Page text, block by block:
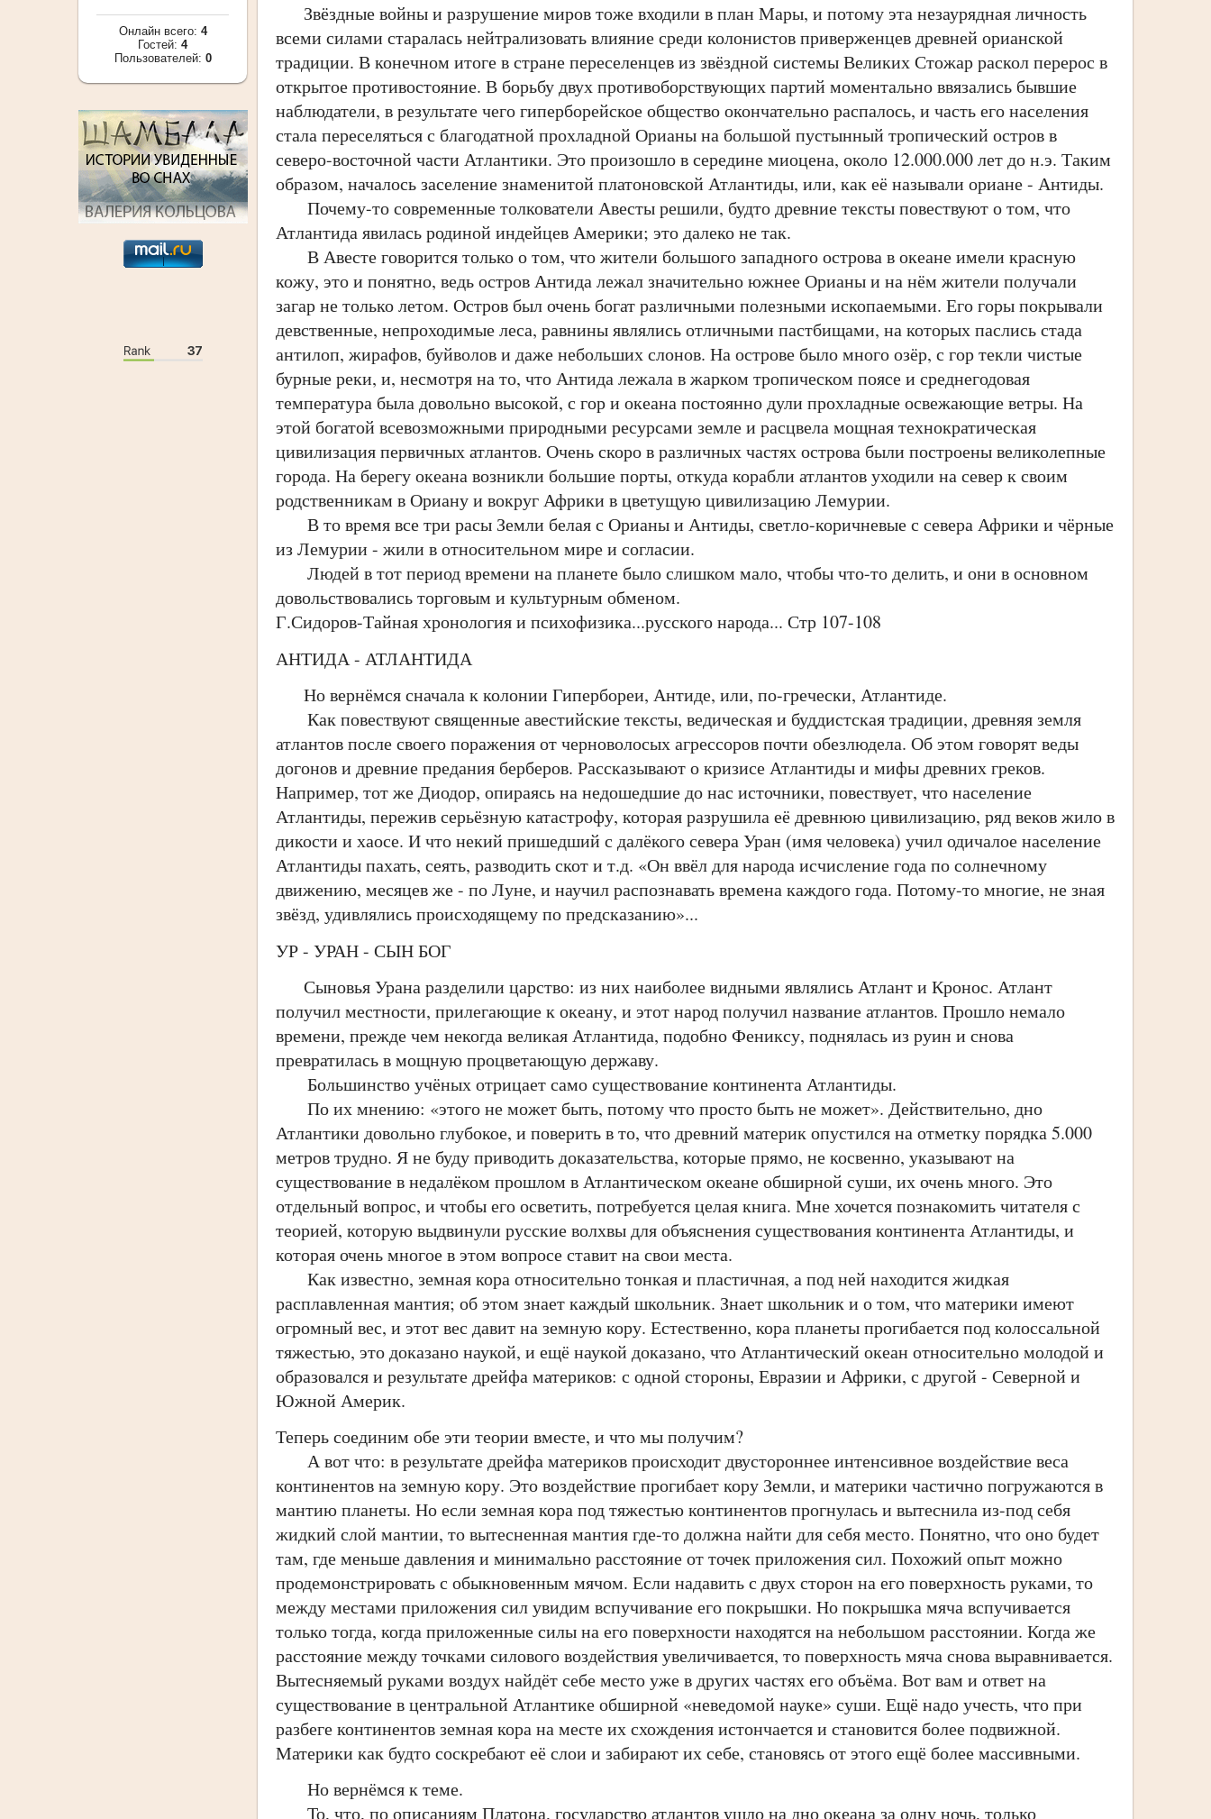
Звёздные войны и разрушение миров тоже входили в план Мары, и потому эта незаурядная личность
всеми силами старалась нейтрализовать влияние среди колонистов приверженцев древней орианской
традиции. В конечном итоге в стране переселенцев из звёздной системы Великих Стожар раскол перерос в
открытое противостояние. В борьбу двух противоборствующих партий моментально ввязались бывшие
наблюдатели, в результате чего гиперборейское общество окончательно распалось, и часть его населения
стала переселяться с благодатной прохладной Орианы на большой пустынный тропический остров в
северо-восточной части Атлантики. Это произошло в середине миоцена, около 12.000.000 лет до н.э. Таким
образом, началось заселение знаменитой платоновской Атлантиды, или, как её называли ориане - Антиды.
Почему-то современные толкователи Авесты решили, будто древние тексты повествуют о том, что
Атлантида явилась родиной индейцев Америки; это далеко не так.
В Авесте говорится только о том, что жители большого западного острова в океане имели красную
кожу, это и понятно, ведь остров Антида лежал значительно южнее Орианы и на нём жители получали
загар не только летом. Остров был очень богат различными полезными ископаемыми. Его горы покрывали
девственные, непроходимые леса, равнины являлись отличными пастбищами, на которых паслись стада
антилоп, жирафов, буйволов и даже небольших слонов. На острове было много озёр, с гор текли чистые
бурные реки, и, несмотря на то, что Антида лежала в жарком тропическом поясе и среднегодовая
температура была довольно высокой, с гор и океана постоянно дули прохладные освежающие ветры. На
этой богатой всевозможными природными ресурсами земле и расцвела мощная технократическая
цивилизация первичных атлантов. Очень скоро в различных частях острова были построены великолепные
города. На берегу океана возникли большие порты, откуда корабли атлантов уходили на север к своим
родственникам в Ориану и вокруг Африки в цветущую цивилизацию Лемурии.
В то время все три расы Земли белая с Орианы и Антиды, светло-коричневые с севера Африки и чёрные
из Лемурии - жили в относительном мире и согласии.
Людей в тот период времени на планете было слишком мало, чтобы что-то делить, и они в основном
довольствовались торговым и культурным обменом.
Г.Сидоров-Тайная хронология и психофизика...русского народа... Стр 107-108
АНТИДА - АТЛАНТИДА
Но вернёмся сначала к колонии Гипербореи, Антиде, или, по-гречески, Атлантиде.
Как повествуют священные авестийские тексты, ведическая и буддистская традиции, древняя земля
атлантов после своего поражения от черноволосых агрессоров почти обезлюдела. Об этом говорят веды
догонов и древние предания берберов. Рассказывают о кризисе Атлантиды и мифы древних греков.
Например, тот же Диодор, опираясь на недошедшие до нас источники, повествует, что население
Атлантиды, пережив серьёзную катастрофу, которая разрушила её древнюю цивилизацию, ряд веков жило в
дикости и хаосе. И что некий пришедший с далёкого севера Уран (имя человека) учил одичалое население
Атлантиды пахать, сеять, разводить скот и т.д. «Он ввёл для народа исчисление года по солнечному
движению, месяцев же - по Луне, и научил распознавать времена каждого года. Потому-то многие, не зная
звёзд, удивлялись происходящему по предсказанию»...
УР - УРАН - СЫН БОГ
Сыновья Урана разделили царство: из них наиболее видными являлись Атлант и Кронос. Атлант
получил местности, прилегающие к океану, и этот народ получил название атлантов. Прошло немало
времени, прежде чем некогда великая Атлантида, подобно Фениксу, поднялась из руин и снова
превратилась в мощную процветающую державу.
Большинство учёных отрицает само существование континента Атлантиды.
По их мнению: «этого не может быть, потому что просто быть не может». Действительно, дно
Атлантики довольно глубокое, и поверить в то, что древний материк опустился на отметку порядка 5.000
метров трудно. Я не буду приводить доказательства, которые прямо, не косвенно, указывают на
существование в недалёком прошлом в Атлантическом океане обширной суши, их очень много. Это
отдельный вопрос, и чтобы его осветить, потребуется целая книга. Мне хочется познакомить читателя с
теорией, которую выдвинули русские волхвы для объяснения существования континента Атлантиды, и
которая очень многое в этом вопросе ставит на свои места.
Как известно, земная кора относительно тонкая и пластичная, а под ней находится жидкая
расплавленная мантия; об этом знает каждый школьник. Знает школьник и о том, что материки имеют
огромный вес, и этот вес давит на земную кору. Естественно, кора планеты прогибается под колоссальной
тяжестью, это доказано наукой, и ещё наукой доказано, что Атлантический океан относительно молодой и
образовался и результате дрейфа материков: с одной стороны, Евразии и Африки, с другой - Северной и
Южной Америк.
Теперь соединим обе эти теории вместе, и что мы получим?
А вот что: в результате дрейфа материков происходит двустороннее интенсивное воздействие веса
континентов на земную кору. Это воздействие прогибает кору Земли, и материки частично погружаются в
мантию планеты. Но если земная кора под тяжестью континентов прогнулась и вытеснила из-под себя
жидкий слой мантии, то вытесненная мантия где-то должна найти для себя место. Понятно, что оно будет
там, где меньше давления и минимально расстояние от точек приложения сил. Похожий опыт можно
продемонстрировать с обыкновенным мячом. Если надавить с двух сторон на его поверхность руками, то
между местами приложения сил увидим вспучивание его покрышки. Но покрышка мяча вспучивается
только тогда, когда приложенные силы на его поверхности находятся на небольшом расстоянии. Когда же
расстояние между точками силового воздействия увеличивается, то поверхность мяча снова выравнивается.
Вытесняемый руками воздух найдёт себе место уже в других частях его объёма. Вот вам и ответ на
существование в центральной Атлантике обширной «неведомой науке» суши. Ещё надо учесть, что при
разбеге континентов земная кора на месте их схождения истончается и становится более подвижной.
Материки как будто соскребают её слои и забирают их себе, становясь от этого ещё более массивными.
Но вернёмся к теме.
То, что, по описаниям Платона, государство атлантов ушло на дно океана за одну ночь, только
Онлайн всего: 4
Гостей:4
Пользователей: 0